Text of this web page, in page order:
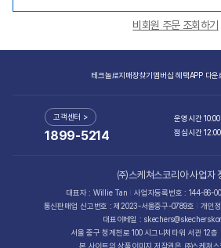
비회원 주문 조회하기
㈜스케쳐스코리아 사업자
대표자 : Willie Tan 사업자등록번호 : 144-86-
통신판매업 신고번호 : 제2023-서울중구-0789호
개인
대표이메일 :
서울 중구 청계천로 100 시그니처타워 서관 12
본 사이트의 상품이미지 저작권은 ㈜스케쳐스
테크놀로지매장찾기멤버십 혜택APP 다운
고객센터 >
1899-5214
운영시간
점심시간